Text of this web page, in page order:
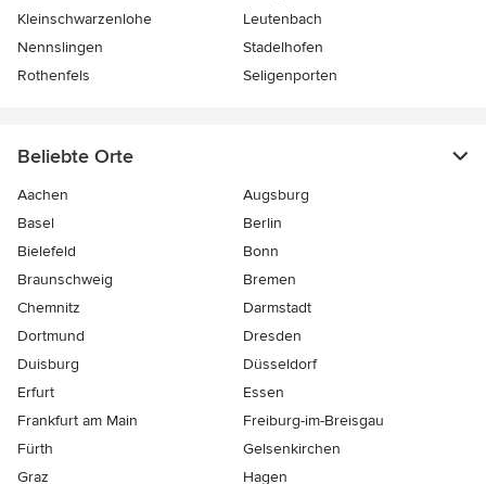
Kleinschwarzenlohe
Leutenbach
Nennslingen
Stadelhofen
Rothenfels
Seligenporten
Beliebte Orte
Aachen
Augsburg
Basel
Berlin
Bielefeld
Bonn
Braunschweig
Bremen
Chemnitz
Darmstadt
Dortmund
Dresden
Duisburg
Düsseldorf
Erfurt
Essen
Frankfurt am Main
Freiburg-im-Breisgau
Fürth
Gelsenkirchen
Graz
Hagen